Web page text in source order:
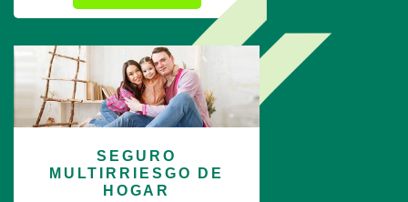
SEGURO
MULTIRRIESGO DE
HOGAR